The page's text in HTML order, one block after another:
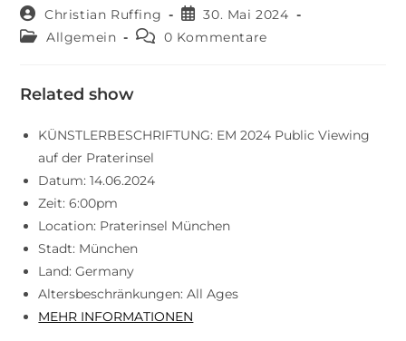
Christian Ruffing
30. Mai 2024
Allgemein
0 Kommentare
Related show
KÜNSTLERBESCHRIFTUNG: EM 2024 Public Viewing
auf der Praterinsel
Datum: 14.06.2024
Zeit: 6:00pm
Location: Praterinsel München
Stadt: München
Land: Germany
Altersbeschränkungen: All Ages
MEHR INFORMATIONEN